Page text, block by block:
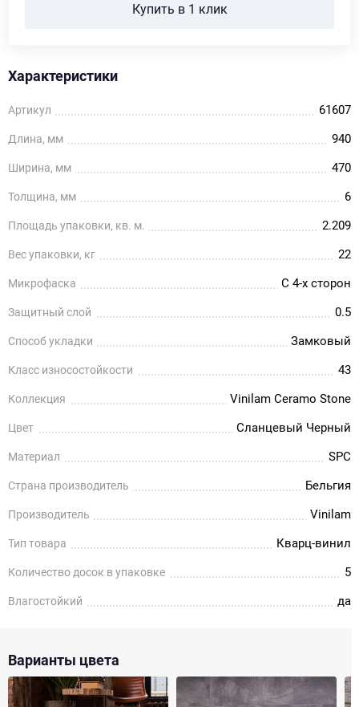
Купить в 1 клик
Характеристики
Артикул 61607
Длина, мм 940
Ширина, мм 470
Толщина, мм 6
Площадь упаковки, кв. м. 2.209
Вес упаковки, кг 22
Микрофаска С 4-х сторон
Защитный слой 0.5
Способ укладки Замковый
Класс износостойкости 43
Коллекция Vinilam Ceramo Stone
Цвет Сланцевый Черный
Материал SPC
Страна производитель Бельгия
Производитель Vinilam
Тип товара Кварц-винил
Количество досок в упаковке 5
Влагостойкий да
Варианты цвета